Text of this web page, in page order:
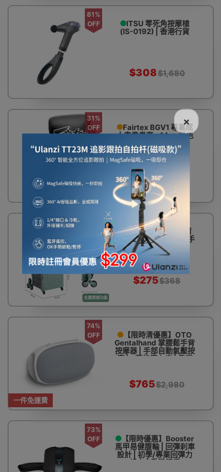
81%
OFF
ITSU 零死角按摩槍
(IS-0192) | 香港行貨
$308$1,680
31%
OFF
Fairtex BGV1 專業成
人泰拳拳套 - 14oz 黑色
$499$728
支援爬梯功能
50L 大容量爬梯輪摺
疊購物車 | 可摺疊百變手
拉車拉桿車 - 綠灰
$275$368
一件免運費
74%
OFF
【限時清優惠】OTO
Gentalhand 掌腰鬆手背
按摩器 | 手部自動氣壓按
摩 | 3種按摩力度 | 香港
$765$2,980
73%
OFF
【限時優惠】Booster
馬甲易健腹輪 | 回彈刹車
設計 | 初學/專業回彈力
設力 | 香港行貨
×